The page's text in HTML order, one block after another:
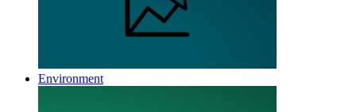
Environment